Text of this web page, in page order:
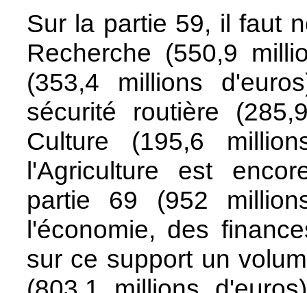
Sur la partie 59, il faut
Recherche (550,9
(353,4 millions
sécurité routière
Culture (195,6
l'Agriculture est
partie 69 (952
l'économie, des
sur ce support un